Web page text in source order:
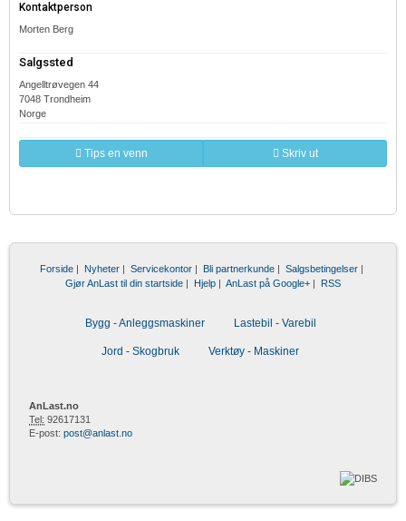
Kontaktperson
Morten Berg
Salgssted
Angelltrøvegen 44
7048 Trondheim
Norge
Tips en venn Skriv ut
Forside | Nyheter | Servicekontor | Bli partnerkunde | Salgsbetingelser |
Gjør AnLast til din startside | Hjelp | AnLast på Google+ | RSS
Bygg - Anleggsmaskiner Lastebil - Varebil
Jord - Skogbruk Verktøy - Maskiner
AnLast.no
Tel: 92617131
E-post: post@anlast.no